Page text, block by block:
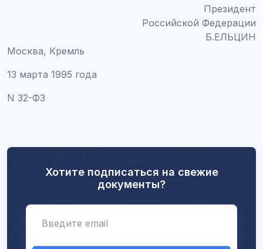
Президент
Российской Федерации
Б.ЕЛЬЦИН
Москва, Кремль
13 марта 1995 года
N 32-ФЗ
Хотите подписаться на свежие
документы?